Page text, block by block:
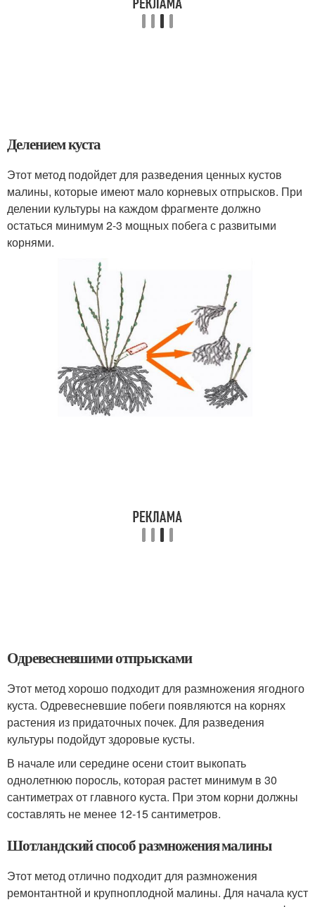
Делением куста
Этот метод подойдет для разведения ценных кустов
малины, которые имеют мало корневых отпрысков. При
делении культуры на каждом фрагменте должно
остаться минимум 2-3 мощных побега с развитыми
корнями.
Одревесневшими отпрысками
Этот метод хорошо подходит для размножения ягодного
куста. Одревесневшие побеги появляются на корнях
растения из придаточных почек. Для разведения
культуры подойдут здоровые кусты.
В начале или середине осени стоит выкопать
однолетнюю поросль, которая растет минимум в 30
сантиметрах от главного куста. При этом корни должны
составлять не менее 12-15 сантиметров.
Шотландский способ размножения малины
Этот метод отлично подходит для размножения
ремонтантной и крупноплодной малины. Для начала куст